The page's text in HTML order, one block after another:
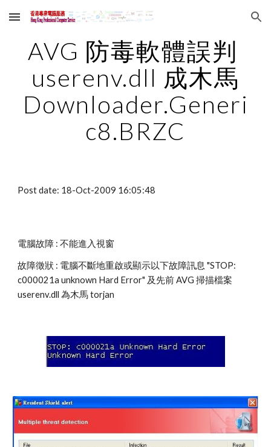
Skip to main content Skip to navigation
AVG 防毒軟體誤判
userenv.dll 成木馬
Downloader.Generi
c8.BRZC
Post date: 18-Oct-2009 16:05:48
電腦故障 : 不能進入視窗
故障徵狀 : 電腦不斷地重啟或顯示以下故障訊息 "STOP:
c000021a unknown Hard Error" 及先前 AVG 掃描檔案
userenv.dll 為木馬 torjan